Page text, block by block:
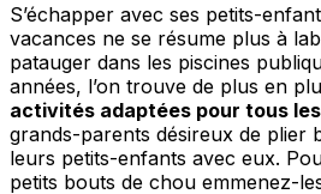
S’échapper avec ses petits-
vacances ne se résume plus à
patauger dans les piscines
années, l’on trouve de plus en
activités adaptées pour tous
grands-parents désireux de plier
leurs petits-enfants avec eux.
petits bouts de chou emmenez-